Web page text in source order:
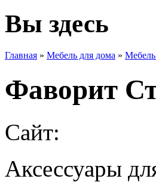
Вы здесь
Главная » Мебель для дома »
Фаворит
Сайт:
Аксессуары